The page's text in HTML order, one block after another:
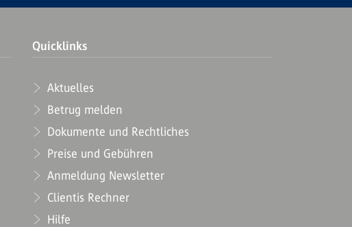
Quicklinks
Aktuelles
Betrug melden
Dokumente und Rechtliches
Preise und Gebühren
Anmeldung Newsletter
Clientis Rechner
Hilfe